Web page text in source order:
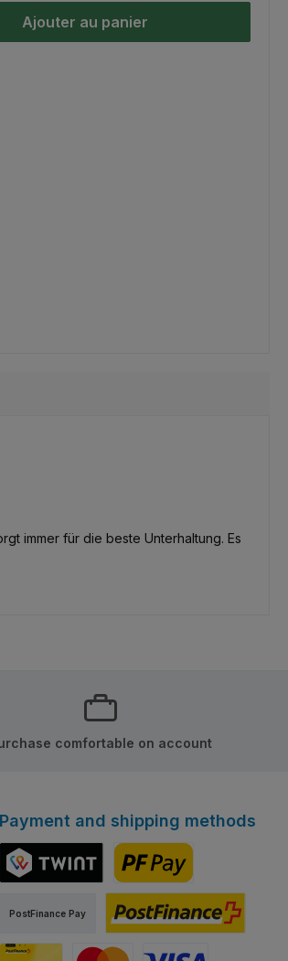
souhaitée ou utilisez les boutons pour
Ajouter au panier
immer für die beste Unterhaltung. Es
comfortable on account
Payment and shipping methods
PostFinance Pay
PostFinance Pay